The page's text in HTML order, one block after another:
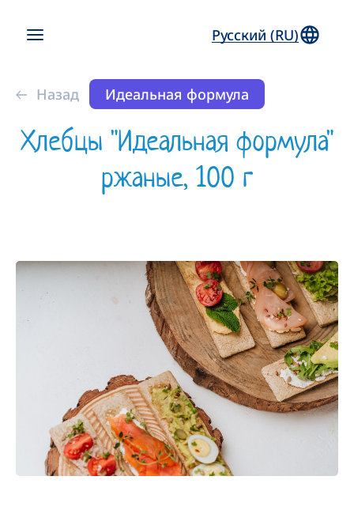
Русский (RU)
Назад Идеальная формула
Хлебцы "Идеальная формула"
ржаные, 100 г